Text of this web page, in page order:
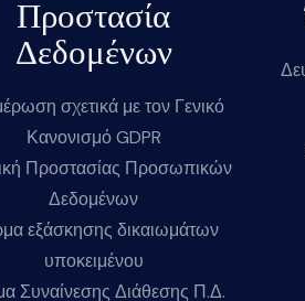
Προστασία
Δεδομένων
σχετικά με τον Γενικό
Κανονισμό GDPR
Προστασίας Προσωπικών
Δεδομένων
εξάσκησης δικαιωμάτων
υποκειμένου
Συναίνεσης Διάθεσης Π.Δ.